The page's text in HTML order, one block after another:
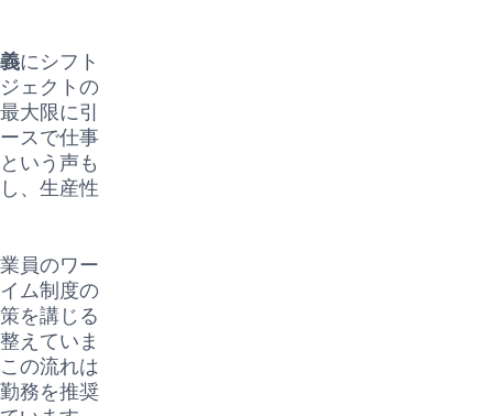
にシフト
ェクトの
大限に引
スで仕事
いう声も
、生産性
員のワー
ム制度の
を講じる
えていま
の流れは
務を推奨